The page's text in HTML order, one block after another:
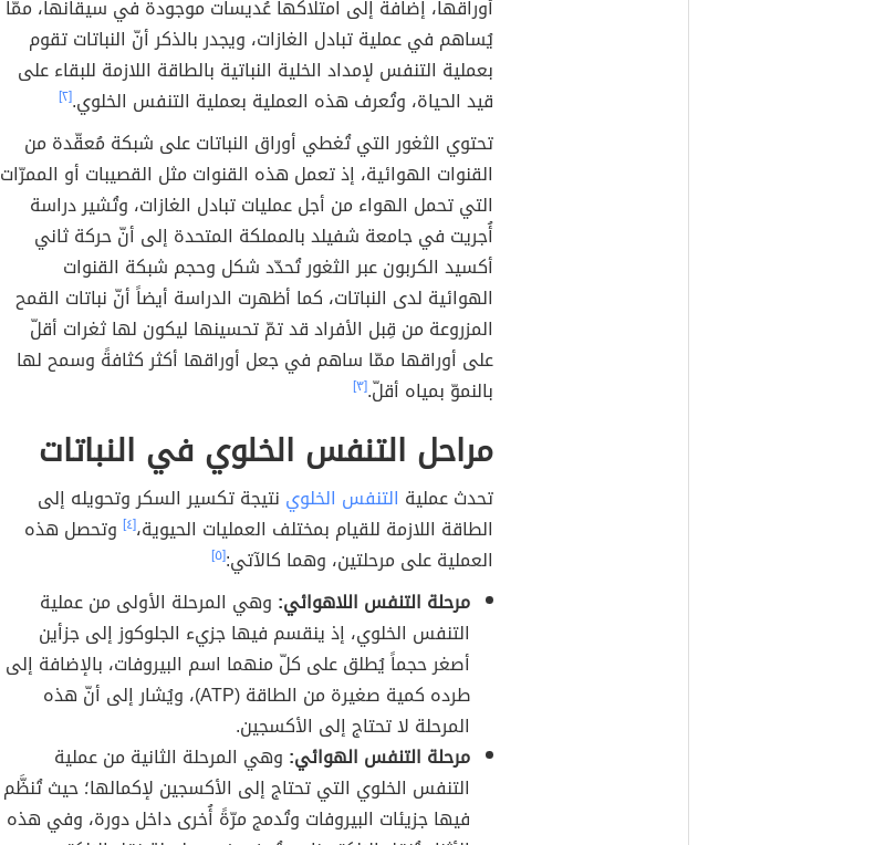
أوراقها، إضافةً إلى امتلاكها عُديسات موجودة في سيقانها، ممّا
يُساهم في عملية تبادل الغازات، ويجدر بالذكر أنّ النباتات تقوم
بعملية التنفس لإمداد الخلية النباتية بالطاقة اللازمة للبقاء على
قيد الحياة، وتُعرف هذه العملية بعملية التنفس الخلوي.[٢]
تحتوي الثغور التي تُغطي أوراق النباتات على شبكة مُعقّدة من
القنوات الهوائية، إذ تعمل هذه القنوات مثل القصيبات أو الممرّات
التي تحمل الهواء من أجل عمليات تبادل الغازات، وتُشير دراسة
أُجريت في جامعة شفيلد بالمملكة المتحدة إلى أنّ حركة ثاني
أكسيد الكربون عبر الثغور تُحدّد شكل وحجم شبكة القنوات
الهوائية لدى النباتات، كما أظهرت الدراسة أيضاً أنّ نباتات القمح
المزروعة من قِبل الأفراد قد تمّ تحسينها ليكون لها ثغرات أقلّ
على أوراقها ممّا ساهم في جعل أوراقها أكثر كثافةً وسمح لها
بالنموّ بمياه أقلّ.[٣]
مراحل التنفس الخلوي في النباتات
تحدث عملية التنفس الخلوي نتيجة تكسير السكر وتحويله إلى
الطاقة اللازمة للقيام بمختلف العمليات الحيوية،[٤]
وتحصل هذه
العملية على مرحلتين، وهما كالآتي:[٥]
مرحلة التنفس اللاهوائي: وهي المرحلة الأولى من عملية
التنفس الخلوي، إذ ينقسم فيها جزيء الجلوكوز إلى جزأين
أصغر حجماً يُطلق على كلّ منهما اسم البيروفات، بالإضافة إلى
طرده كمية صغيرة من الطاقة (ATP)، ويُشار إلى أنّ هذه
المرحلة لا تحتاج إلى الأكسجين.
مرحلة التنفس الهوائي: وهي المرحلة الثانية من عملية
التنفس الخلوي التي تحتاج إلى الأكسجين لإكمالها؛ حيث تُنظَّم
فيها جزيئات البيروفات وتُدمج مرّةً أُخرى داخل دورة، وفي هذه